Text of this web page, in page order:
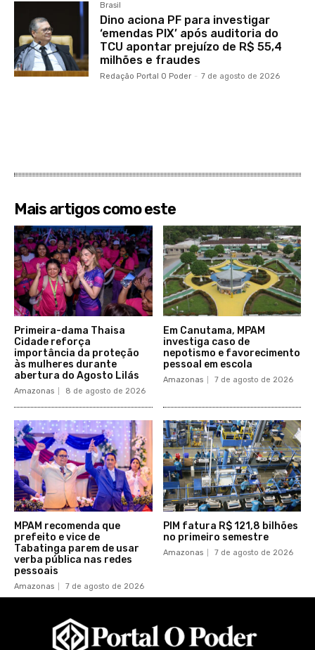
Brasil
Dino aciona PF para investigar
‘emendas PIX’ após auditoria do
TCU apontar prejuízo de R$ 55,4
milhões e fraudes
Redação Portal O Poder - 7 de agosto de 2026
Mais artigos como este
Primeira-dama Thaisa
Cidade reforça
importância da proteção
às mulheres durante
abertura do Agosto Lilás
Amazonas 8 de agosto de 2026
Em Canutama, MPAM
investiga caso de
nepotismo e favorecimento
pessoal em escola
Amazonas 7 de agosto de 2026
MPAM recomenda que
prefeito e vice de
Tabatinga parem de usar
verba pública nas redes
pessoais
Amazonas 7 de agosto de 2026
PIM fatura R$ 121,8 bilhões
no primeiro semestre
Amazonas 7 de agosto de 2026